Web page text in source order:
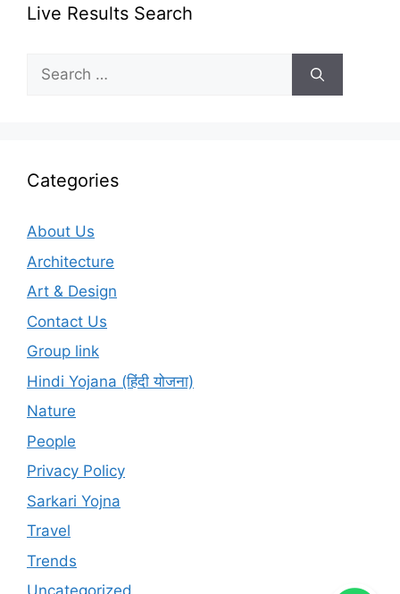
Live Results Search
Search
for:
Categories
About Us
Architecture
Art & Design
Contact Us
Group link
Hindi Yojana (हिंदी योजना)
Nature
People
Privacy Policy
Sarkari Yojna
Travel
Trends